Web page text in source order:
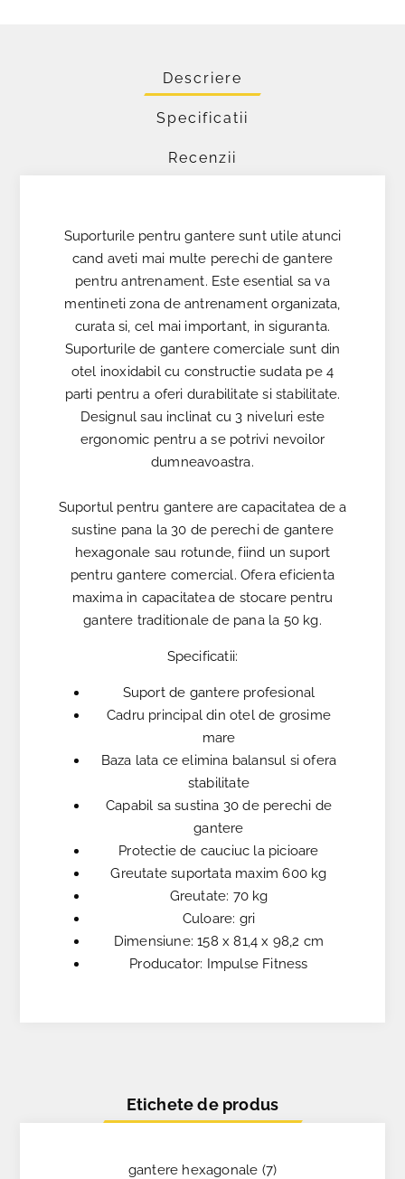
Descriere
Specificatii
Recenzii
Suporturile pentru gantere sunt utile atunci
cand aveti mai multe perechi de gantere
pentru antrenament. Este esential sa va
mentineti zona de antrenament organizata,
curata si, cel mai important, in siguranta.
Suporturile de gantere comerciale sunt din
otel inoxidabil cu constructie sudata pe 4
parti pentru a oferi durabilitate si stabilitate.
Designul sau inclinat cu 3 niveluri este
ergonomic pentru a se potrivi nevoilor
dumneavoastra.
Suportul pentru gantere are capacitatea de a
sustine pana la 30 de perechi de gantere
hexagonale sau rotunde, fiind un suport
pentru gantere comercial. Ofera eficienta
maxima in capacitatea de stocare pentru
gantere traditionale de pana la 50 kg.
Specificatii:
Suport de gantere profesional
Cadru principal din otel de grosime
mare
Baza lata ce elimina balansul si ofera
stabilitate
Capabil sa sustina 30 de perechi de
gantere
Protectie de cauciuc la picioare
Greutate suportata maxim 600 kg
Greutate: 70 kg
Culoare: gri
Dimensiune: 158 x 81,4 x 98,2 cm
Producator: Impulse Fitness
Etichete de produs
gantere hexagonale (7)